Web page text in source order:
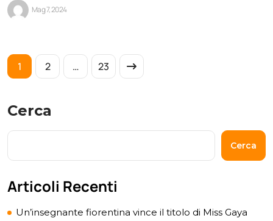
Mag 7, 2024
1 2 … 23
Cerca
Cerca
Articoli Recenti
Un’insegnante fiorentina vince il titolo di Miss Gaya